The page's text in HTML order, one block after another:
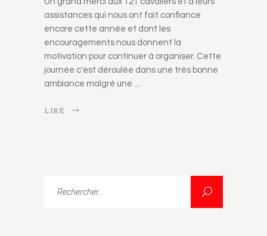
assistances qui nous ont fait confiance
encore cette année et dont les
encouragements nous donnent la
motivation pour continuer à organiser. Cette
journée c'est déroulée dans une très bonne
ambiance malgré une
LIRE